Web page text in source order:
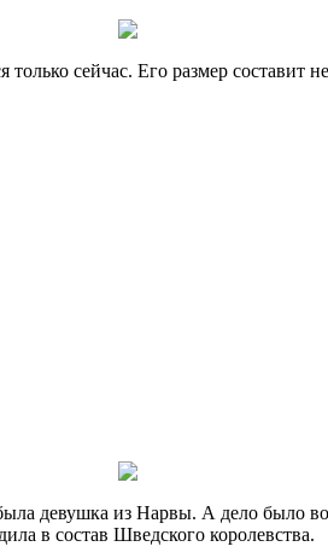
сейчас. Его размер
девушка из Нарвы. А дело было
в состав Шведского королевства.